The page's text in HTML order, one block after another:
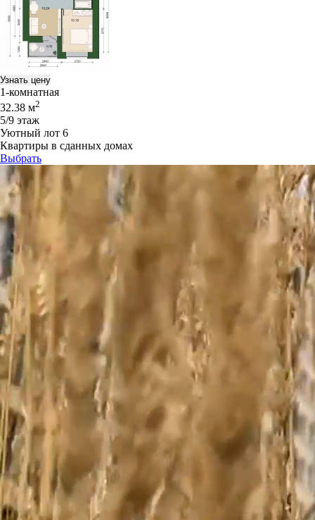
Узнать цену
1-комнатная
32.38 м2
5/9 этаж
Уютный лот 6
Квартиры в сданных домах
Выбрать